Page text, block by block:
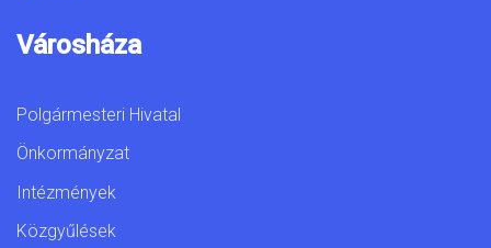
Városháza
Polgármesteri Hivatal
Önkormányzat
Intézmények
Közgyűlések